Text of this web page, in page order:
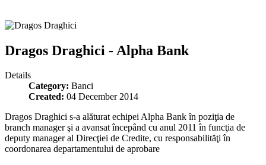
Dragos Draghici - Alpha Bank
Details
Category: Banci
Created: 04 December 2014
Dragos Draghici s-a alăturat echipei Alpha Bank în poziţia de
branch manager şi a avansat începând cu anul 2011 în funcţia de
deputy manager al Direcţiei de Credite, cu responsabilităţi în
coordonarea departamentului de aprobare